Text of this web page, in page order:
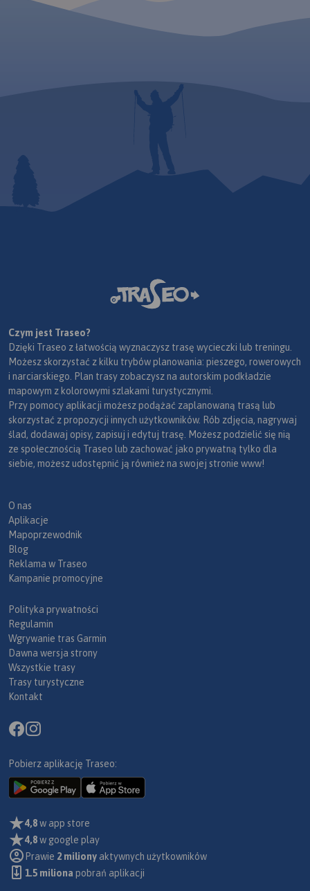
Czym jest Traseo?
Dzięki Traseo z łatwością wyznaczysz trasę wycieczki lub treningu.
Możesz skorzystać z kilku trybów planowania: pieszego, rowerowych
i narciarskiego. Plan trasy zobaczysz na autorskim podkładzie
mapowym z kolorowymi szlakami turystycznymi.
Przy pomocy aplikacji możesz podążać zaplanowaną trasą lub
skorzystać z propozycji innych użytkowników. Rób zdjęcia, nagrywaj
ślad, dodawaj opisy, zapisuj i edytuj trasę. Możesz podzielić się nią
ze społecznością Traseo lub zachować jako prywatną tylko dla
siebie, możesz udostępnić ją również na swojej stronie www!
O nas
Aplikacje
Mapoprzewodnik
Blog
Reklama w Traseo
Kampanie promocyjne
Polityka prywatności
Regulamin
Wgrywanie tras Garmin
Dawna wersja strony
Wszystkie trasy
Trasy turystyczne
Kontakt
Pobierz aplikację Traseo:
4,8w app store
4,8w google play
Prawie 2 miliony aktywnych użytkowników
1.5 miliona pobrań aplikacji